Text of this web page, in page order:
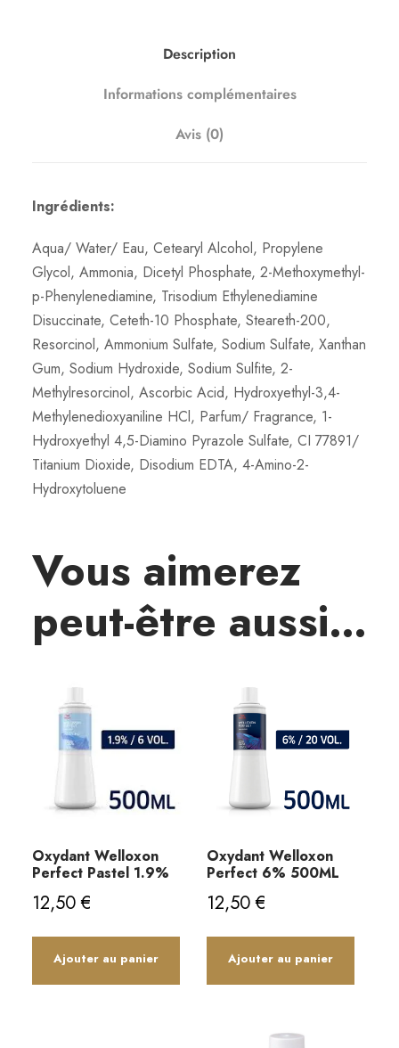
f
e
c
t
4
/
7
1
Description
Informations complémentaires
Avis (0)
Ingrédients:
Aqua/ Water/ Eau, Cetearyl Alcohol, Propylene
Glycol, Ammonia, Dicetyl Phosphate, 2-Methoxymethyl-
p-Phenylenediamine, Trisodium Ethylenediamine
Disuccinate, Ceteth-10 Phosphate, Steareth-200,
Resorcinol, Ammonium Sulfate, Sodium Sulfate, Xanthan
Gum, Sodium Hydroxide, Sodium Sulfite, 2-
Methylresorcinol, Ascorbic Acid, Hydroxyethyl-3,4-
Methylenedioxyaniline HCl, Parfum/ Fragrance, 1-
Hydroxyethyl 4,5-Diamino Pyrazole Sulfate, CI 77891/
Titanium Dioxide, Disodium EDTA, 4-Amino-2-
Hydroxytoluene
Vous aimerez
peut-être aussi…
Oxydant Welloxon
Perfect Pastel 1.9%
12,50€
Ajouter au panier
Oxydant Welloxon
Perfect 6% 500ML
12,50€
Ajouter au panier